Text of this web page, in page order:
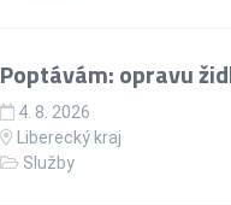
Poptávám: opravu
4. 8. 2026
Liberecký kraj
Služby